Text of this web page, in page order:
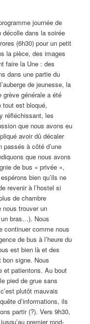
journée de
décolle dans la soirée
(6h30) pour un petit
la pièce, des images
faire la Une : des
dans une partie du
de jeunesse, la
grève générale a été
tout est bloqué,
réfléchissant, les
que nous avons eu
avoir dû décaler
à côté d’une
que nous avons
de bus « privée »,
bien qu’ils ne
revenir à l’hostel si
de chambre
nous trouver un
un bras…). Nous
continuer comme nous
de bus à l’heure du
est bien là et des
bon signe. Nous
et patientons. Au bout
pied de grue sans
plutôt mauvais
d’informations, ils
partir (?). Vers 9h30,
premier rond-